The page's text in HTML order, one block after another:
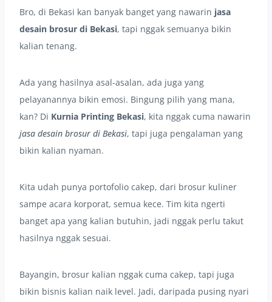
Bro, di Bekasi kan banyak banget yang nawarin jasa
desain brosur di Bekasi, tapi nggak semuanya bikin
kalian tenang.
Ada yang hasilnya asal-asalan, ada juga yang
pelayanannya bikin emosi. Bingung pilih yang mana,
kan? Di Kurnia Printing Bekasi, kita nggak cuma nawarin
jasa desain brosur di Bekasi, tapi juga pengalaman yang
bikin kalian nyaman.
Kita udah punya portofolio cakep, dari brosur kuliner
sampe acara korporat, semua kece. Tim kita ngerti
banget apa yang kalian butuhin, jadi nggak perlu takut
hasilnya nggak sesuai.
Bayangin, brosur kalian nggak cuma cakep, tapi juga
bikin bisnis kalian naik level. Jadi, daripada pusing nyari